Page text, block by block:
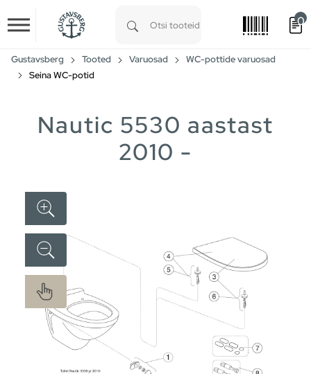
Skip to main content
0
Gustavsberg Tooted Varuosad
WC-pottide varuosad
Seina WC-potid
Nautic 5530 aastast
2010 -